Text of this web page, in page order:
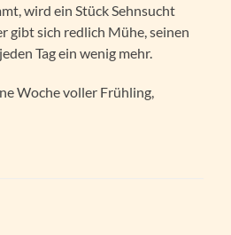
wird ein Stück Sehnsucht
gibt sich redlich Mühe, seinen
Tag ein wenig mehr.
Woche voller Frühling,